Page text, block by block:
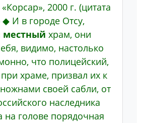
2000 г. (цитата
◆ И в городе Отсу,
местный храм, они
видимо, настолько
что полицейский,
храме, призвал их к
своей сабли, от
наследника
на голове порядочная